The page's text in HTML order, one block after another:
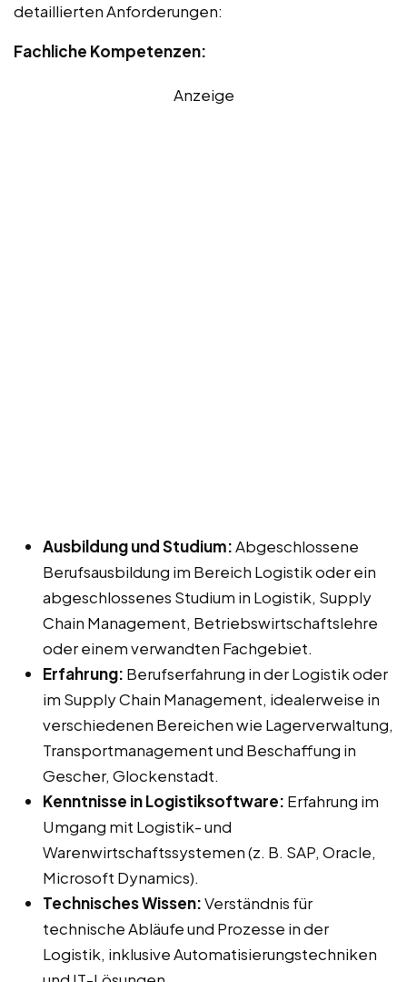
detaillierten Anforderungen:
Fachliche Kompetenzen:
Anzeige
Ausbildung und Studium:Abgeschlossene
Berufsausbildung im Bereich Logistik oder ein
abgeschlossenes Studium in Logistik, Supply
Chain Management, Betriebswirtschaftslehre
oder einem verwandten Fachgebiet.
Erfahrung: Berufserfahrung in der Logistik oder
im Supply Chain Management, idealerweise in
verschiedenen Bereichen wie Lagerverwaltung,
Transportmanagement und Beschaffung in
Gescher, Glockenstadt.
Kenntnisse in Logistiksoftware: Erfahrung im
Umgang mit Logistik- und
Warenwirtschaftssystemen (z. B. SAP, Oracle,
Microsoft Dynamics).
Technisches Wissen:Verständnis für
technische Abläufe und Prozesse in der
Logistik, inklusive Automatisierungstechniken